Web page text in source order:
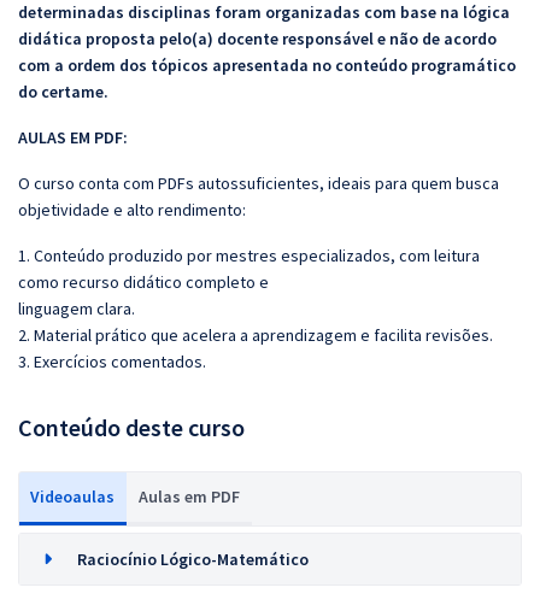
determinadas disciplinas foram organizadas com base na lógica
didática proposta pelo(a) docente responsável e não de acordo
com a ordem dos tópicos apresentada no conteúdo programático
do certame.
AULAS EM PDF:
O curso conta com PDFs autossuficientes, ideais para quem busca
objetividade e alto rendimento:
1. Conteúdo produzido por mestres especializados, com leitura
como recurso didático completo e
linguagem clara.
2. Material prático que acelera a aprendizagem e facilita revisões.
3. Exercícios comentados.
Conteúdo deste curso
Videoaulas Aulas em PDF
Raciocínio Lógico-Matemático